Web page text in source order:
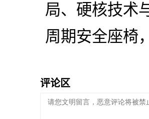
局、硬核技术
周期安全座椅
评论区